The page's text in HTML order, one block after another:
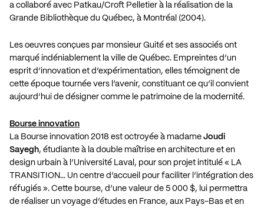
a collaboré avec Patkau/Croft Pelletier à la réalisation de la
Grande Bibliothèque du Québec, à Montréal (2004).
Les oeuvres conçues par monsieur Guité et ses associés ont
marqué indéniablement la ville de Québec. Empreintes d’un
esprit d’innovation et d’expérimentation, elles témoignent de
cette époque tournée vers l’avenir, constituant ce qu’il convient
aujourd’hui de désigner comme le patrimoine de la modernité.
Bourse innovation
La Bourse innovation 2018 est octroyée à madame Joudi
Sayegh, étudiante à la double maîtrise en architecture et en
design urbain à l’Université Laval, pour son projet intitulé « LA
TRANSITION… Un centre d’accueil pour faciliter l’intégration des
réfugiés ». Cette bourse, d’une valeur de 5 000 $, lui permettra
de réaliser un voyage d’études en France, aux Pays-Bas et en